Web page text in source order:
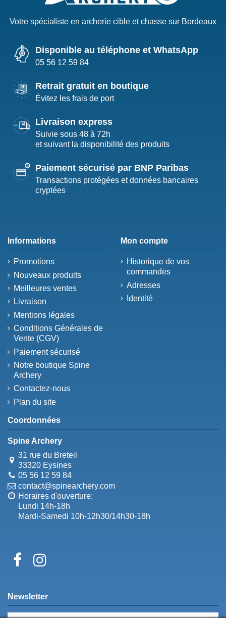
Votre spécialiste en archerie cible et chasse sur Bordeaux
Disponible au téléphone et WhatsApp
05 56 12 59 84
Retrait gratuit en boutique
Évitez les frais de port
Livraison express
Suivie sous 48 à 72h
et suivant la disponibilité des produits
Paiement sécurisé par BNP Paribas
Transactions protégées et données bancaires
cryptées
Informations
Promotions
Nouveaux produits
Meilleures ventes
Livraison
Mentions légales
Conditions Générales de
Vente (CGV)
Paiement sécurisé
Notre boutique Spine
Archery
Contactez-nous
Plan du site
Mon compte
Historique de vos
commandes
Adresses
Identité
Coordonnées
Spine Archery
31 rue du Breteil
33320 Eysines
05 56 12 59 84
contact@spinearchery.com
Horaires d'ouverture:
Lundi 14h-18h
Mardi-Samedi 10h-12h30/14h30-18h
Newsletter